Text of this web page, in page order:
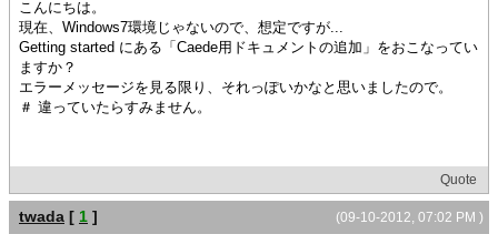
こんにちは。
現在、Windows7環境じゃないので、想定ですが...
Getting started にある「Caede用ドキュメントの追加」をおこなってい
ますか？
エラーメッセージを見る限り、それっぽいかなと思いましたので。
＃ 違っていたらすみません。
Quote
(09-10-2012, 07:02 PM )
twada [ 1 ]